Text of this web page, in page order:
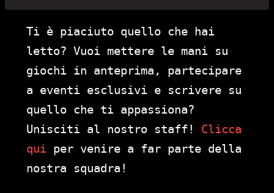
Ti è piaciuto quello che hai
letto? Vuoi mettere le mani su
giochi in anteprima, partecipare
a eventi esclusivi e scrivere su
quello che ti appassiona?
Unisciti al nostro staff! Clicca
qui per venire a far parte della
nostra squadra!